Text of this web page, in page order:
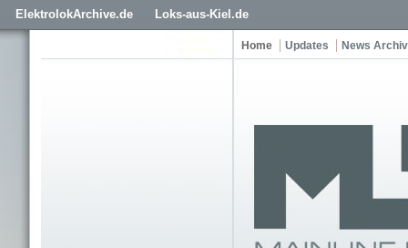
ElektrolokArchive.de Loks-aus-Kiel.de
Home Updates News Archiv